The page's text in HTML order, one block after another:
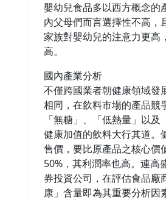
嬰幼兒食品多以西方概念的
內父母們而言選擇性不高，
家族對嬰幼兒的注意力更高
高。
國內產業分析
不僅跨國業者朝健康領域發
相同，在飲料市場的產品競
「無糖」、「低熱量」以
健康加值的飲料大行其道。
售價，要比原產品之核心價
50%，其利潤率也高。連高
券投資公司，在評估食品廠
康」含量即為其重要分析因